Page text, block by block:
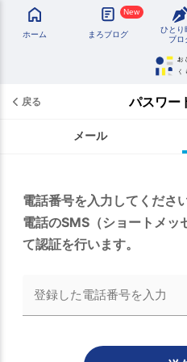
ホーム
New
まろブログ
ひとり
ブロ
戻る パスワー
メール
電話番号を入力してくださ
電話のSMS（ショートメッ
て認証を行います。